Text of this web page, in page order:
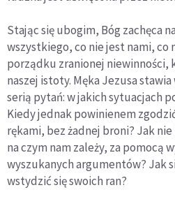
Stając się ubogim, Bóg zachęca
wszystkiego, co nie jest nami, co
porządku zranionej
naszej istoty. Męka Jezusa
serią pytań: w jakich sytuacjach
Kiedy jednak powinienem
rękami, bez żadnej broni? Jak
na czym nam zależy, za pomocą
wyszukanych argumentów? Jak
wstydzić się swoich ran?